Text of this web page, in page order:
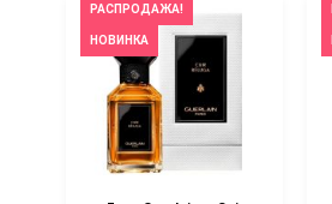
РАСПРОДАЖА!
НОВИНКА